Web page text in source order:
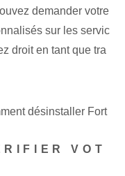
demander votre
sur les servic
droit en tant que tra
désinstaller Fort
VOT